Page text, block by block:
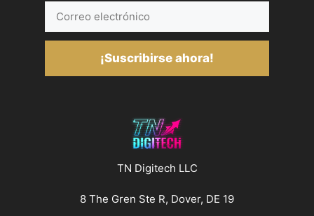
electrónico
¡Suscribirse ahora!
TN Digitech LLC
8 The Gren Ste R, Dover, DE 19